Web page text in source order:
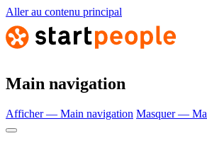
Aller au contenu principal
Main navigation
Afficher — Main navigation Masquer —